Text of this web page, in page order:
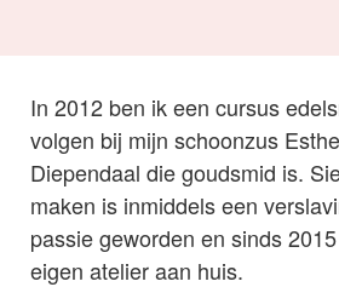
In 2012 ben ik een cursus
volgen bij mijn schoonzus
Diependaal die goudsmid is.
maken is inmiddels een
passie geworden en sinds
eigen atelier aan huis.